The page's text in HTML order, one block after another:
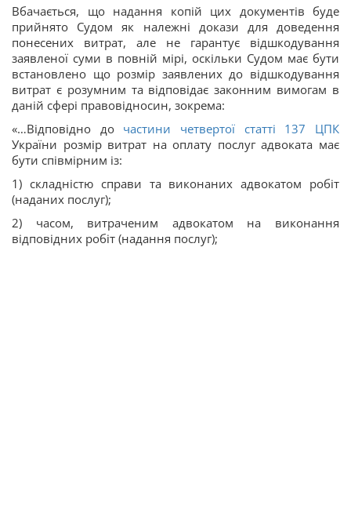
Вбачається, що надання копій цих документів буде
прийнято Судом як належні докази для доведення
понесених витрат, але не гарантує відшкодування
заявленої суми в повній мірі, оскільки Судом має бути
встановлено що розмір заявлених до відшкодування
витрат є розумним та відповідає законним вимогам в
даній сфері правовідносин, зокрема:
«…Відповідно до частини четвертої статті 137 ЦПК
України розмір витрат на оплату послуг адвоката має
бути співмірним із:
1) складністю справи та виконаних адвокатом робіт
(наданих послуг);
2) часом, витраченим адвокатом на виконання
відповідних робіт (надання послуг);